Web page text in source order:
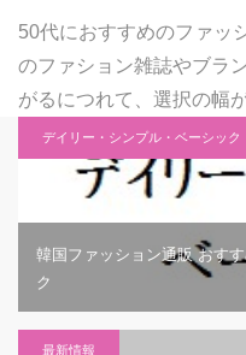
50代におすすめのファッ
のファション雑誌やブラ
がるにつれて、選択の幅
デイリー・シンプル・ベーシック
韓国ファッション通販 おす
ク
最新情報